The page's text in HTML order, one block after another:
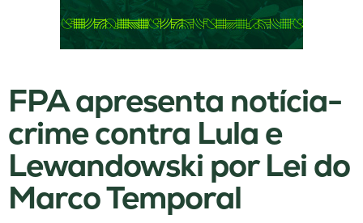
FPA apresenta notícia-
crime contra Lula e
Lewandowski por Lei do
Marco Temporal